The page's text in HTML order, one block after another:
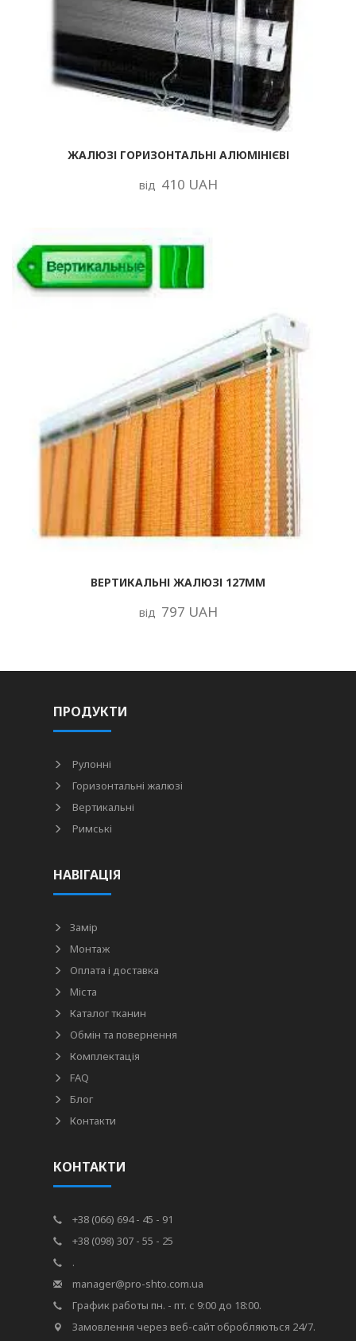
ЖАЛЮЗІ ГОРИЗОНТАЛЬНІ АЛЮМІНІЄВІ
від 410 UAH
ВЕРТИКАЛЬНІ ЖАЛЮЗІ 127ММ
від 797 UAH
ПРОДУКТИ
Рулонні
Горизонтальні жалюзі
Вертикальні
Римські
НАВІГАЦІЯ
Замір
Монтаж
Оплата і доставка
Міста
Каталог тканин
Обмін та повернення
Комплектація
FAQ
Блог
Контакти
КОНТАКТИ
+38 (066) 694 - 45 - 91
+38 (098) 307 - 55 - 25
.
manager@pro-shto.com.ua
График работы пн. - пт. с 9:00 до 18:00.
Замовлення через веб-сайт обробляються 24/7.